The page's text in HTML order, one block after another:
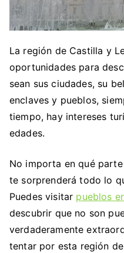
La región de Castilla y
oportunidades para
sean sus ciudades, su
enclaves y pueblos,
tiempo, hay intereses
edades.
No importa en qué
te sorprenderá todo lo
Puedes visitar pueblos
descubrir que no son
verdaderamente
tentar por esta región